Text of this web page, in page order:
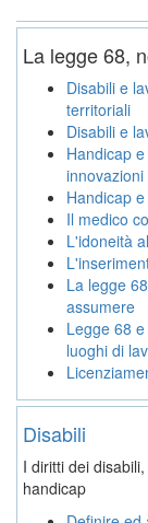
La legge 68,
Disabili e
territoriali
Disabili e
Handicap
innovazioni
Handicap
Il medico
L'idoneità
La legge
assumere
Legge 68
luoghi di
Disabili
I diritti dei
handicap